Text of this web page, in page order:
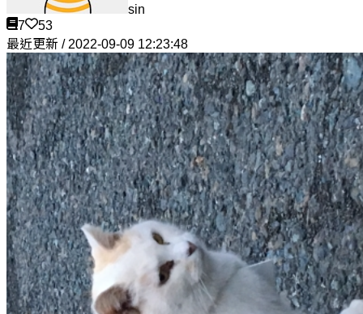
sin
7
53
最近更新 / 2022-09-09 12:23:48